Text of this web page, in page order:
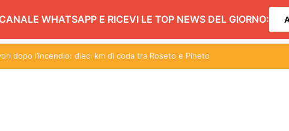
WHATSAPP E RICEVI LE TOP NEWS DEL GIORNO:
“sulle strade di Rosburgo” esposizione statica di auto, moto e pullman storici